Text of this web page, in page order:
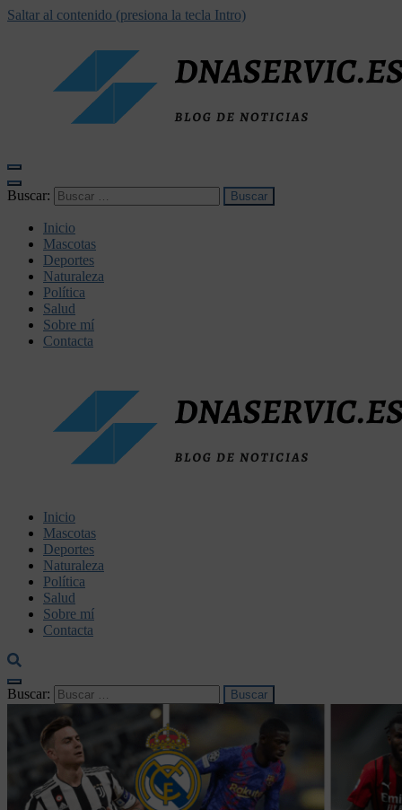
Saltar al contenido (presiona la tecla Intro)
Buscar:
Inicio
Mascotas
Deportes
Naturaleza
Política
Salud
Sobre mí
Contacta
dnaservic.es
Inicio
Mascotas
Deportes
Naturaleza
Política
Salud
Sobre mí
Contacta
Buscar: